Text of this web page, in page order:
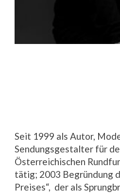
Seit 1999 als Autor,
Sendungsgestalter für
Österreichischen
tätig; 2003 Begründung
Preises“, der als